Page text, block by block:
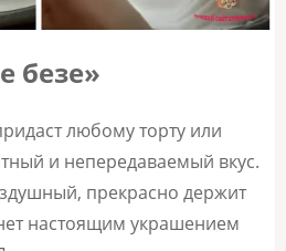
безе»
любому торту или
и непередаваемый вкус.
прекрасно держит
настоящим украшением